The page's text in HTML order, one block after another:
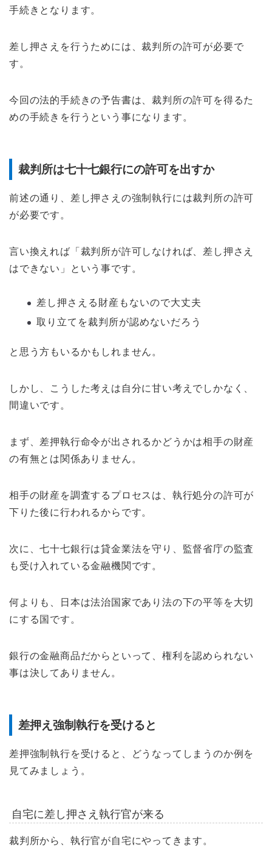
手続きとなります。
差し押さえを行うためには、裁判所の許可が必要で
す。
今回の法的手続きの予告書は、裁判所の許可を得るた
めの手続きを行うという事になります。
裁判所は七十七銀行にの許可を出すか
前述の通り、差し押さえの強制執行には裁判所の許可
が必要です。
言い換えれば「裁判所が許可しなければ、差し押さえ
はできない」という事です。
差し押さえる財産もないので大丈夫
取り立てを裁判所が認めないだろう
と思う方もいるかもしれません。
しかし、こうした考えは自分に甘い考えでしかなく、
間違いです。
まず、差押執行命令が出されるかどうかは相手の財産
の有無とは関係ありません。
相手の財産を調査するプロセスは、執行処分の許可が
下りた後に行われるからです。
次に、七十七銀行は貸金業法を守り、監督省庁の監査
も受け入れている金融機関です。
何よりも、日本は法治国家であり法の下の平等を大切
にする国です。
銀行の金融商品だからといって、権利を認められない
事は決してありません。
差押え強制執行を受けると
差押強制執行を受けると、どうなってしまうのか例を
見てみましょう。
自宅に差し押さえ執行官が来る
裁判所から、執行官が自宅にやってきます。